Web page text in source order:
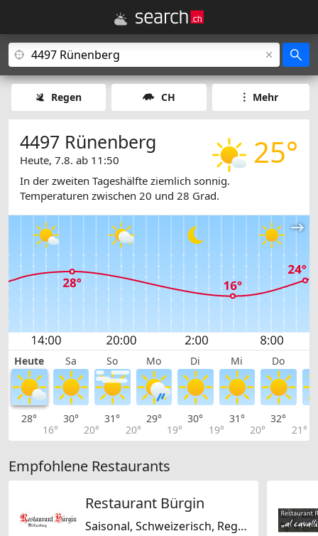
Regen CH Mehr
25°
4497 Rünenberg
Heute, 7.8. ab 11:50
In der zweiten Tageshälfte ziemlich sonnig.
Temperaturen zwischen 20 und 28 Grad.
Heute Sa So Mo Di Mi Do
28°
16°
30°
20°
31°
20°
29°
19°
30°
19°
31°
20°
32°
21°
Empfohlene Restaurants
Restaurant Bürgin
Saisonal, Schweizerisch, Regional, Glutenfrei, Laktosefrei